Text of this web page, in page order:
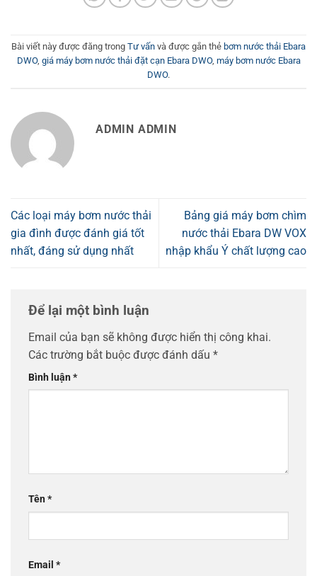
Bài viết này được đăng trong Tư vấn và được gắn thẻ bơm nước thải Ebara
DWO, giá máy bơm nước thải đặt cạn Ebara DWO, máy bơm nước Ebara
DWO.
ADMIN ADMIN
Các loại máy bơm nước thải
gia đình được đánh giá tốt
nhất, đáng sử dụng nhất
Bảng giá máy bơm chìm
nước thải Ebara DW VOX
nhập khẩu Ý chất lượng cao
Để lại một bình luận
Email của bạn sẽ không được hiển thị công khai.
Các trường bắt buộc được đánh dấu *
Bình luận*
Tên*
Email *